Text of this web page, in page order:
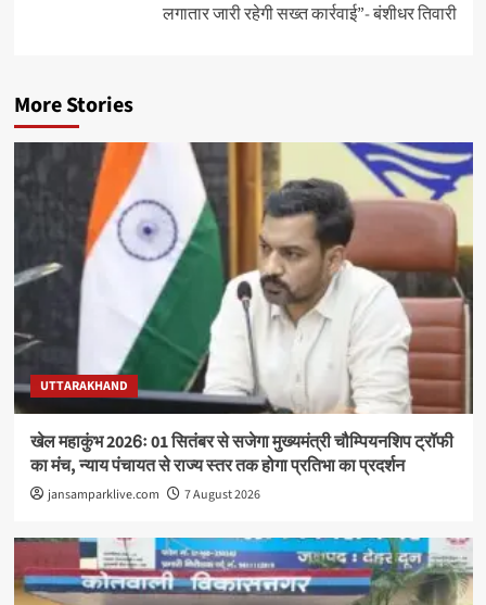
लगातार जारी रहेगी सख्त कार्रवाई”- बंशीधर तिवारी
More Stories
UTTARAKHAND
खेल महाकुंभ 2026ः 01 सितंबर से सजेगा मुख्यमंत्री चौम्पियनशिप ट्रॉफी
का मंच, न्याय पंचायत से राज्य स्तर तक होगा प्रतिभा का प्रदर्शन
jansamparklive.com 7 August 2026